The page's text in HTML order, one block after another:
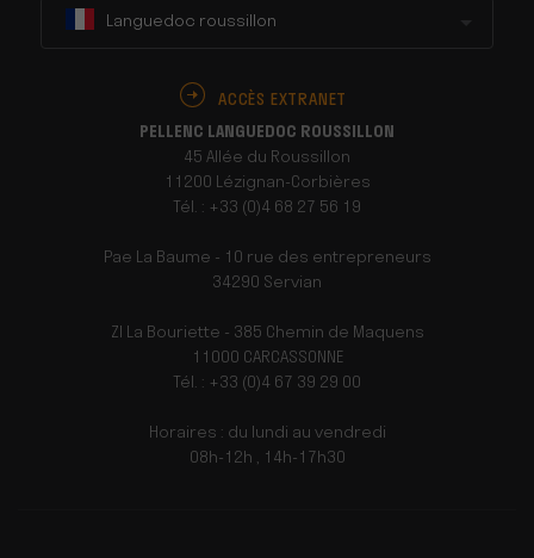
Languedoc roussillon
ACCÈS EXTRANET
PELLENC LANGUEDOC ROUSSILLON
45 Allée du Roussillon
11200 Lézignan-Corbières
Tél. : +33 (0)4 68 27 56 19
Pae La Baume - 10 rue des entrepreneurs
34290 Servian
ZI La Bouriette - 385 Chemin de Maquens
11000 CARCASSONNE
Tél. : +33 (0)4 67 39 29 00
Horaires : du lundi au vendredi
08h-12h , 14h-17h30